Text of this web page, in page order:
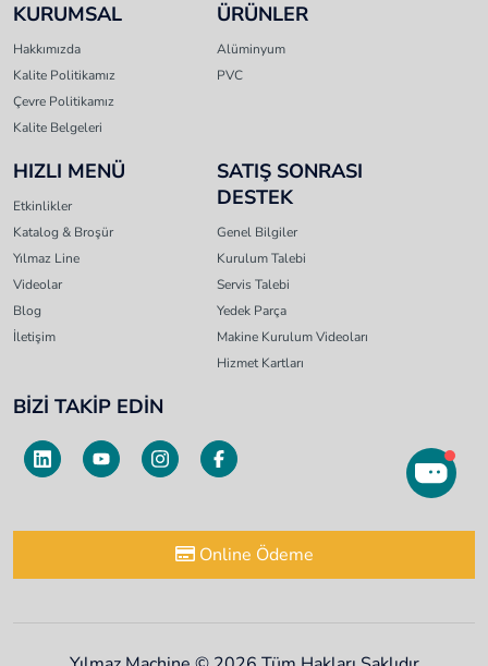
KURUMSAL
Hakkımızda
Kalite Politikamız
Çevre Politikamız
Kalite Belgeleri
ÜRÜNLER
Alüminyum
PVC
HIZLI MENÜ
Etkinlikler
Katalog & Broşür
Yılmaz Line
Videolar
Blog
İletişim
SATIŞ SONRASI
DESTEK
Genel Bilgiler
Kurulum Talebi
Servis Talebi
Yedek Parça
Makine Kurulum Videoları
Hizmet Kartları
BİZİ TAKİP EDİN
Online Ödeme